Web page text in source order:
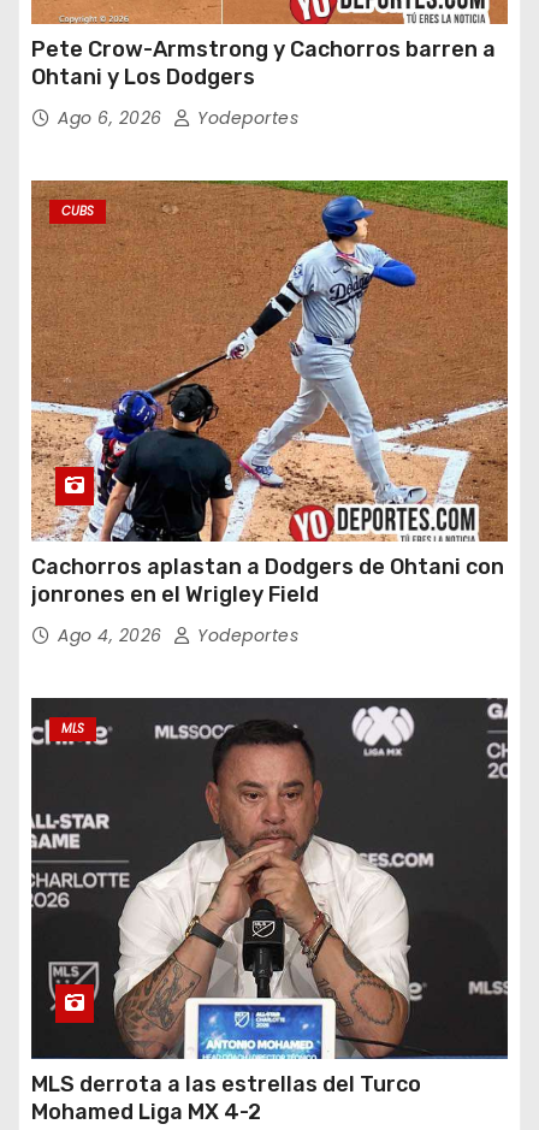
Pete Crow-Armstrong y Cachorros barren a
Ohtani y Los Dodgers
Ago 6, 2026 Yodeportes
CUBS
Cachorros aplastan a Dodgers de Ohtani con
jonrones en el Wrigley Field
Ago 4, 2026 Yodeportes
MLS
MLS derrota a las estrellas del Turco
Mohamed Liga MX 4-2